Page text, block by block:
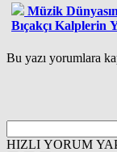
Müzik
Bıçakçı Kalplerin
Bu yazı yorumlara
HIZLI YORUM